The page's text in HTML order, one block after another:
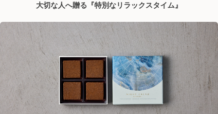
大切な人へ贈る『特別なリラックスタイム』